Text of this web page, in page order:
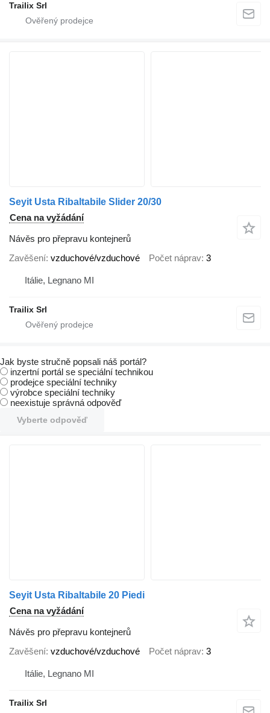
Trailix Srl
Seyit Usta Ribaltabile Slider 20/30
Cena na vyžádání
Návěs pro přepravu kontejnerů
Zavěšení vzduchové/vzduchové Počet náprav 3
Itálie, Legnano MI
Trailix Srl
Jak byste stručně popsali náš portál?
inzertní portál se speciální technikou
prodejce speciální techniky
výrobce speciální techniky
neexistuje správná odpověď
Vyberte odpověď
Seyit Usta Ribaltabile 20 Piedi
Cena na vyžádání
Návěs pro přepravu kontejnerů
Zavěšení vzduchové/vzduchové Počet náprav 3
Itálie, Legnano MI
Trailix Srl